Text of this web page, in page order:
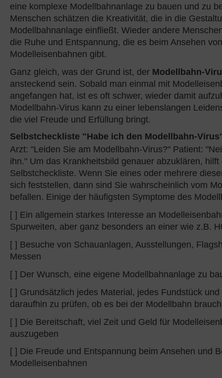
eine komplexe Modellbahnanlage zu bauen und zu
Menschen schätzen die Kreativität, die in die
Modellbahnanlage einfließt. Wieder andere
die Ruhe und Entspannung, die es beim Ansehen von
Modelleisenbahnen gibt.
Ganz gleich, was der Grund ist, der Modellbahn-
ansteckend sein. Sobald man einmal mit
angefangen hat, ist es oft schwer, wieder damit
Modellbahn-Virus kann zu einer lebenslangen
die viel Freude und Erfüllung bringt.
Selbstcheckliste "Habe ich den Modellbahn-
Arzt: "Leiden Sie am Modellbahn-Virus?" Patient:
ihn." Um das Krankheitsbild genauer abzuklären,
Selbstcheckliste. Wenn Sie eines oder mehrere
sich feststellen, dann sind Sie wahrscheinlich vom
befallen. Einige der häufigsten Symptome des
[ ] Ein allgemein starkes Interesse an
Spurweiten, aber ganz besonders an einer wie z.B.
[ ] Besuche von Schauanlagen, Ausstellungen,
Messen
[ ] Der Wunsch, eine eigene Modellbahnanlage zu
[ ] Grundsätzlich jedes Material, jedes Fundstück
daraufhin zu prüfen, ob es bei der Modellbahn
[ ] Die Bereitschaft, viel Zeit und Geld für
auszugeben
[ ] Die Freude und Entspannung beim Ansehen und
Modelleisenbahnen